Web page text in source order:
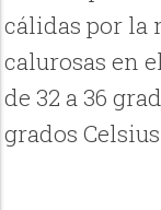
cálidas por la
calurosas en
de 32 a 36
grados